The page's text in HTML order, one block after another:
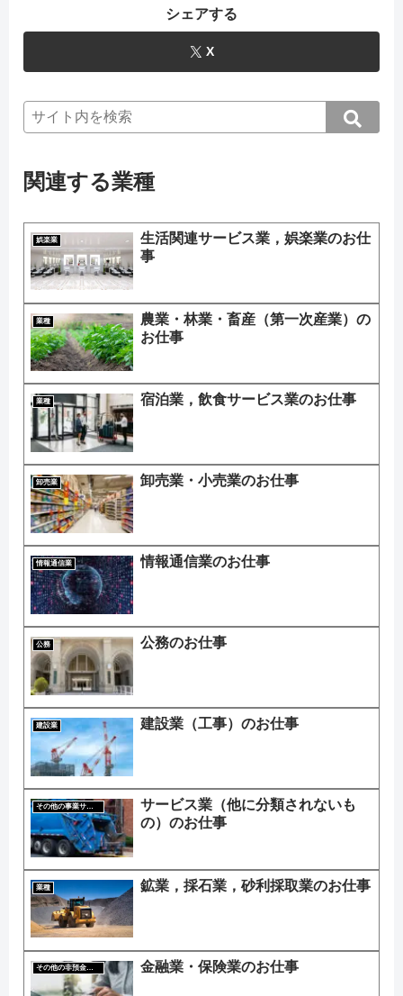
シェアする
X
関連する業種
娯楽業
生活関連サービス業，娯楽業のお仕
事
業種
農業・林業・畜産（第一次産業）の
お仕事
業種 宿泊業，飲食サービス業のお仕事
卸売業 卸売業・小売業のお仕事
情報通信業 情報通信業のお仕事
公務 公務のお仕事
建設業 建設業（工事）のお仕事
その他の事業サービス業
サービス業（他に分類されないも
の）のお仕事
業種 鉱業，採石業，砂利採取業のお仕事
その他の非預金信用機関 金融業・保険業のお仕事